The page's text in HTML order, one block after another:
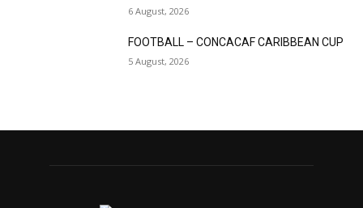
6 August, 2026
FOOTBALL – CONCACAF CARIBBEAN CUP
5 August, 2026